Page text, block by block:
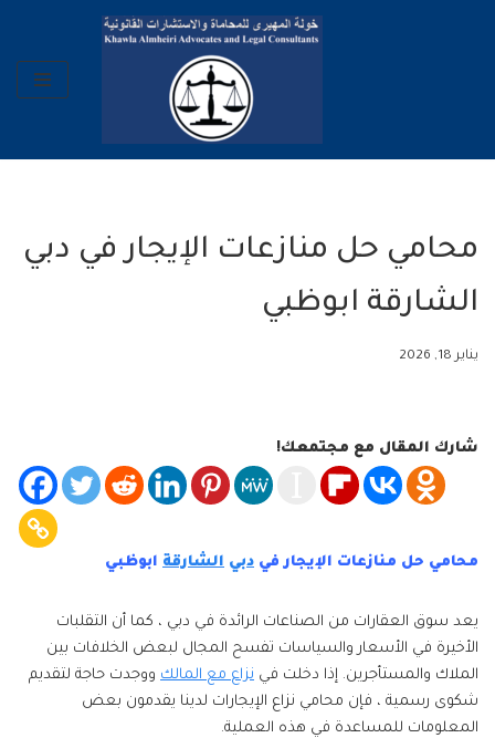
محامي حل منازعات الإيجار في دبي
الشارقة ابوظبي
يناير 18, 2026
شارك المقال مع مجتمعك!
محامي حل منازعات الإيجار في دبي الشارقة ابوظبي
يعد سوق العقارات من الصناعات الرائدة في دبي ، كما أن التقلبات
الأخيرة في الأسعار والسياسات تفسح المجال لبعض الخلافات بين
الملاك والمستأجرين. إذا دخلت في نزاع مع المالك ووجدت حاجة لتقديم
شكوى رسمية ، فإن محامي نزاع الإيجارات لدينا يقدمون بعض
المعلومات للمساعدة في هذه العملية.